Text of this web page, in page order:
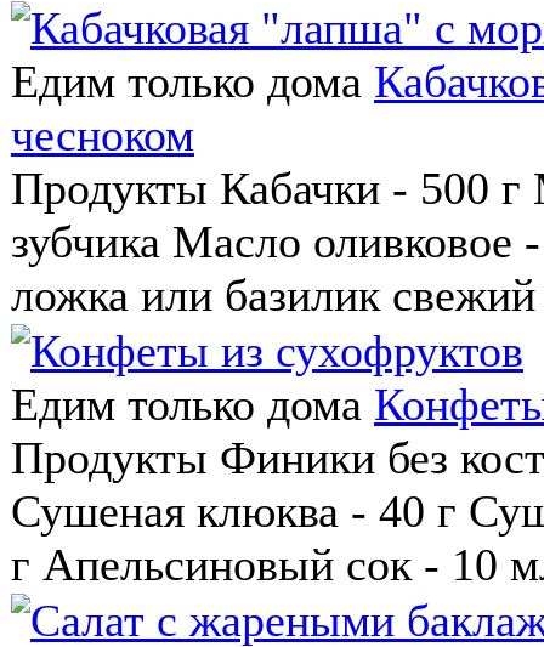
Едим только дома
чесноком
Продукты Кабачки - 500
зубчика Масло
ложка или базилик
Едим только дома
Продукты Финики без
Сушеная клюква - 40 г
г Апельсиновый сок - 10